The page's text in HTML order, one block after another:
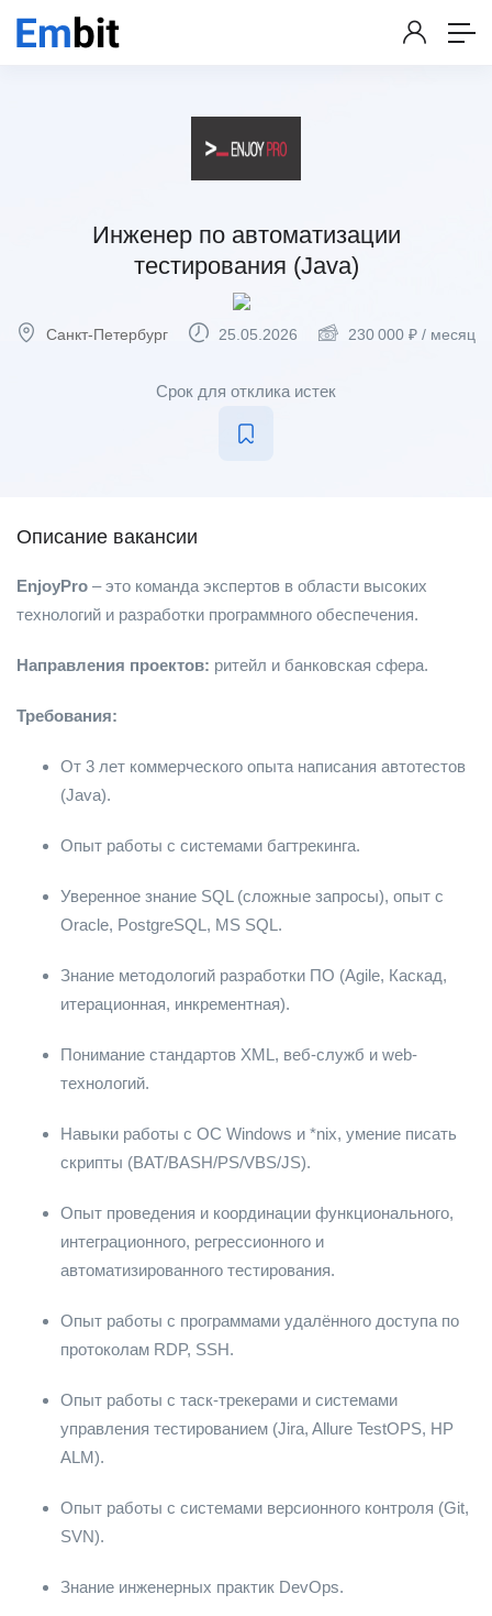
Инженер по автоматизации
тестирования (Java)
Санкт-Петербург 25.05.2026 230 000 ₽ / месяц
Срок для отклика истек
Описание вакансии
EnjoyPro – это команда экспертов в области высоких
технологий и разработки программного обеспечения.
Направления проектов: ритейл и банковская сфера.
Требования:
От 3 лет коммерческого опыта написания автотестов
(Java).
Опыт работы с системами багтрекинга.
Уверенное знание SQL (сложные запросы), опыт с
Oracle, PostgreSQL, MS SQL.
Знание методологий разработки ПО (Agile, Каскад,
итерационная, инкрементная).
Понимание стандартов XML, веб-служб и web-
технологий.
Навыки работы с ОС Windows и *nix, умение писать
скрипты (BAT/BASH/PS/VBS/JS).
Опыт проведения и координации функционального,
интеграционного, регрессионного и
автоматизированного тестирования.
Опыт работы с программами удалённого доступа по
протоколам RDP, SSH.
Опыт работы с таск-трекерами и системами
управления тестированием (Jira, Allure TestOPS, HP
ALM).
Опыт работы с системами версионного контроля (Git,
SVN).
Знание инженерных практик DevOps.